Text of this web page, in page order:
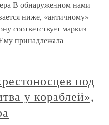
В обнаруженном нами
ниже, «античному»
соответствует маркиз
принадлежала
под
у кораблей»,